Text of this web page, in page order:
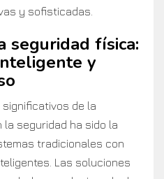
y sofisticadas.
seguridad física:
y
de la
seguridad ha sido la
tradicionales con
Las soluciones